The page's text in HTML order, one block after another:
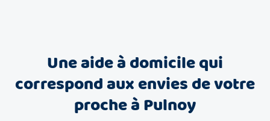
Une aide à domicile qui
correspond aux envies de votre
proche à Pulnoy